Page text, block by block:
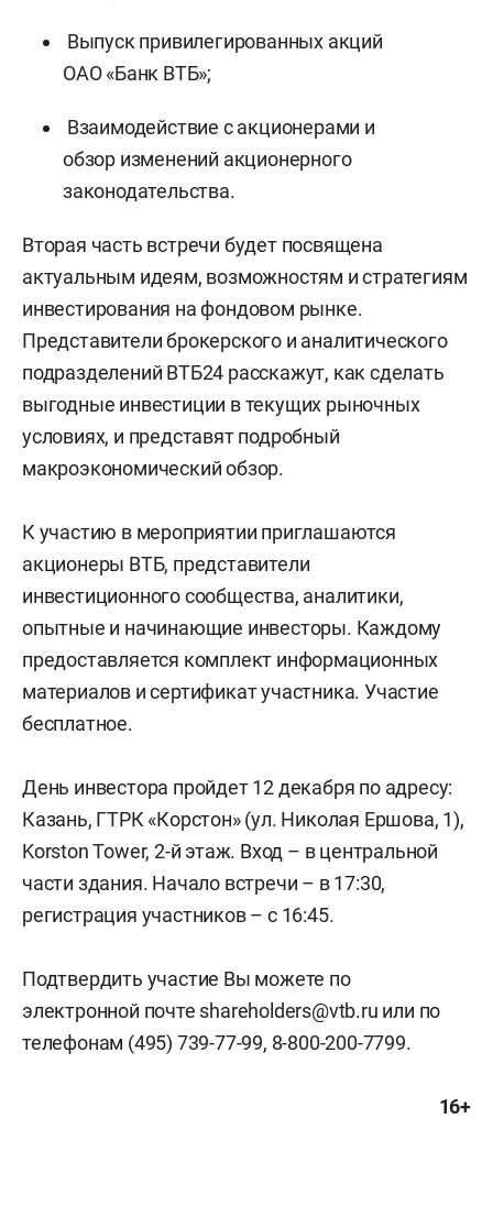
Выпуск привилегированных акций
ОАО «Банк ВТБ»;
Взаимодействие с акционерами и
обзор изменений акционерного
законодательства.
Вторая часть встречи будет посвящена
актуальным идеям, возможностям и стратегиям
инвестирования на фондовом рынке.
Представители брокерского и аналитического
подразделений ВТБ24 расскажут, как сделать
выгодные инвестиции в текущих рыночных
условиях, и представят подробный
макроэкономический обзор.
К участию в мероприятии приглашаются
акционеры ВТБ, представители
инвестиционного сообщества, аналитики,
опытные и начинающие инвесторы. Каждому
предоставляется комплект информационных
материалов и сертификат участника. Участие
бесплатное.
День инвестора пройдет 12 декабря по адресу:
Казань, ГТРК «Корстон» (ул. Николая Ершова, 1),
Korston Tower, 2-й этаж. Вход – в центральной
части здания. Начало встречи – в 17:30,
регистрация участников – с 16:45.
Подтвердить участие Вы можете по
электронной почте shareholders@vtb.ru или по
телефонам (495) 739-77-99, 8-800-200-7799.
16+